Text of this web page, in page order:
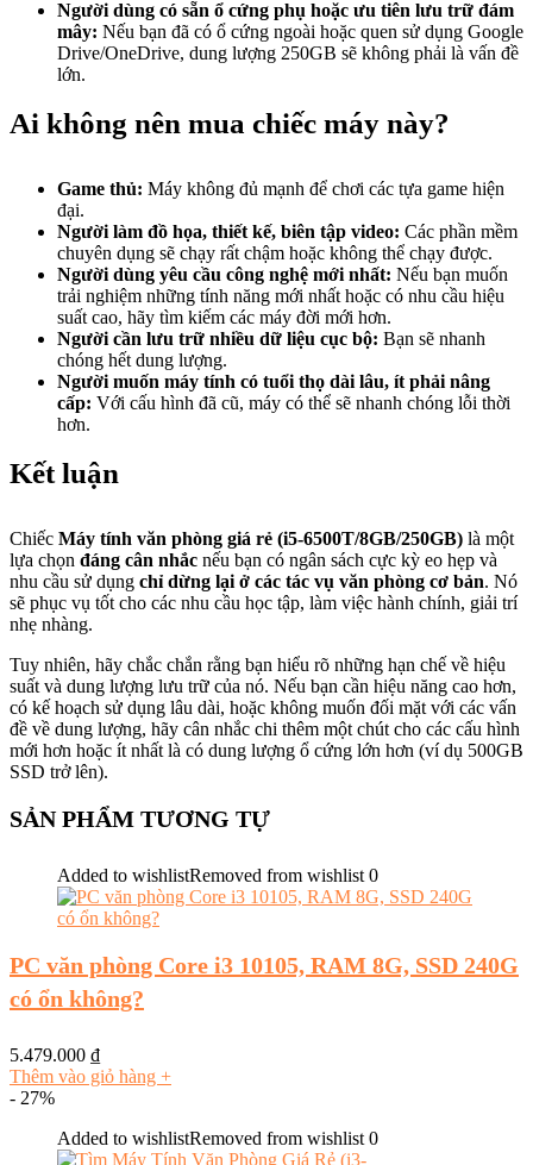
Người dùng có sẵn ổ cứng phụ hoặc ưu tiên lưu trữ đám
mây: Nếu bạn đã có ổ cứng ngoài hoặc quen sử dụng Google
Drive/OneDrive, dung lượng 250GB sẽ không phải là vấn đề
lớn.
Ai không nên mua chiếc máy này?
Game thủ: Máy không đủ mạnh để chơi các tựa game hiện
đại.
Người làm đồ họa, thiết kế, biên tập video: Các phần mềm
chuyên dụng sẽ chạy rất chậm hoặc không thể chạy được.
Người dùng yêu cầu công nghệ mới nhất: Nếu bạn muốn
trải nghiệm những tính năng mới nhất hoặc có nhu cầu hiệu
suất cao, hãy tìm kiếm các máy đời mới hơn.
Người cần lưu trữ nhiều dữ liệu cục bộ: Bạn sẽ nhanh
chóng hết dung lượng.
Người muốn máy tính có tuổi thọ dài lâu, ít phải nâng
cấp: Với cấu hình đã cũ, máy có thể sẽ nhanh chóng lỗi thời
hơn.
Kết luận
Chiếc Máy tính văn phòng giá rẻ (i5-6500T/8GB/250GB) là một
lựa chọn đáng cân nhắc nếu bạn có ngân sách cực kỳ eo hẹp và
nhu cầu sử dụng chỉ dừng lại ở các tác vụ văn phòng cơ bản. Nó
sẽ phục vụ tốt cho các nhu cầu học tập, làm việc hành chính, giải trí
nhẹ nhàng.
Tuy nhiên, hãy chắc chắn rằng bạn hiểu rõ những hạn chế về hiệu
suất và dung lượng lưu trữ của nó. Nếu bạn cần hiệu năng cao hơn,
có kế hoạch sử dụng lâu dài, hoặc không muốn đối mặt với các vấn
đề về dung lượng, hãy cân nhắc chi thêm một chút cho các cấu hình
mới hơn hoặc ít nhất là có dung lượng ổ cứng lớn hơn (ví dụ 500GB
SSD trở lên).
SẢN PHẨM TƯƠNG TỰ
Added to wishlistRemoved from wishlist 0
PC văn phòng Core i3 10105, RAM 8G, SSD 240G
có ổn không?
5.479.000 ₫
Thêm vào giỏ hàng +
- 27%
Added to wishlistRemoved from wishlist 0